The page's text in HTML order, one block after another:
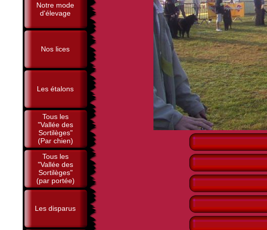
Notre mode
d'élevage
Nos lices
Les étalons
Tous les
"Vallée des
Sortilèges"
(Par chien)
Tous les
"Vallée des
Sortilèges"
(par portée)
Les disparus